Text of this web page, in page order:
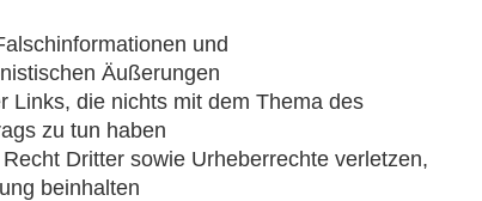
und
Äußerungen
Links, die nichts mit dem Thema des
zu tun haben
Dritter sowie Urheberrechte verletzen,
beinhalten